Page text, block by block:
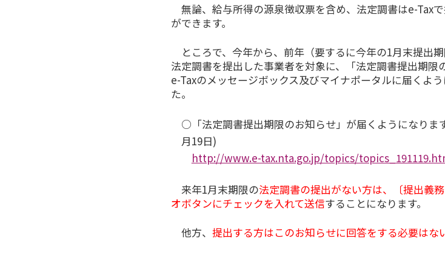
無論、給与所得の源泉徴収票を含め、法定調書はe-Tax
ができます。
ところで、今年から、前年（要するに今年の1月末提出
法定調書を提出した事業者を対象に、「法定調書提出期限
e-Taxのメッセージボックス及びマイナポータルに届くよ
た。
○「法定調書提出期限のお知らせ」が届くようになりま
月19日)
http://www.e-tax.nta.go.jp/topics/
来年1月末期限の法定調書の提出がない方は、〔提出義
オボタンにチェックを入れて送信することになります。
他方、 提出する方はこのお知らせに回答をする必要はな